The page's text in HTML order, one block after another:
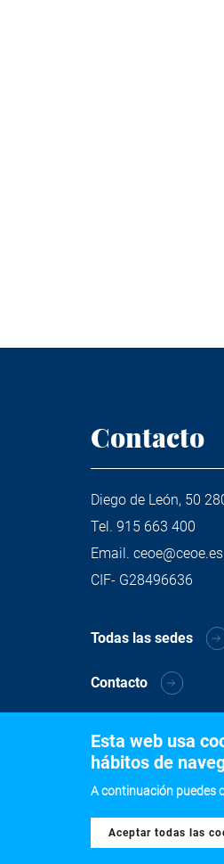
Contacto
Diego de León, 50
Tel. 915 663 400
Email. ceoe@ceoe.es
CIF- G28496636
Todas las sedes
Contacto
Esta web usa
hábitos de
A continuación puedes
Aceptar todas las
Withdraw consent